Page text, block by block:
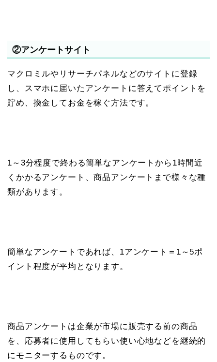
②アンケートサイト
マクロミルやリサーチパネルなどのサイトに登録
し、スマホに届いたアンケートに答えてポイントを
貯め、換金してお金を稼ぐ方法です。
1～3分程度で終わる簡単なアンケートから1時間近
くかかるアンケート、商品アンケートまで様々な種
類があります。
簡単なアンケートであれば、1アンケート＝1～5ポ
イント程度が平均となります。
商品アンケートは企業が市場に販売する前の商品
を、応募者に使用してもらい使い心地などを継続的
にモニターするものです。